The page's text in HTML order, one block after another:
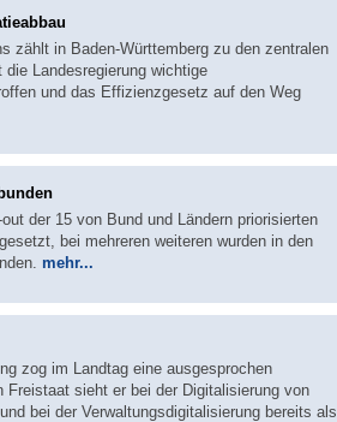
zählt in Baden-Württemberg zu den zentralen
die Landesregierung wichtige
und das Effizienzgesetz auf den Weg
der 15 von Bund und Ländern priorisierten
bei mehreren weiteren wurden in den
mehr...
zog im Landtag eine ausgesprochen
sieht er bei der Digitalisierung von
bei der Verwaltungsdigitalisierung bereits als